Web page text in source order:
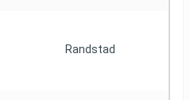
Randstad